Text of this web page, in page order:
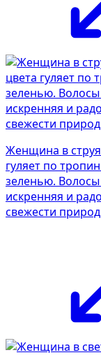
Женщина в
гуляет по
зеленью.
искренняя и
свежести